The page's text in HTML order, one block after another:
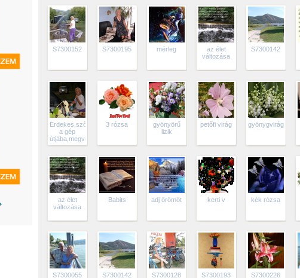
S7300152 S7300195 mérleg
az élet
változása
S7300142
Érdekes,szőlőlevél
a gép
útjába,megvilágítva.
3 rózsa
gyönyörű
lizik
petőfi virág gyönygvirág
az élet
változása
Babits adj örömöt kerti v kék rózsa
S7300055 S7300142 S7300128 S7300193 S7300226